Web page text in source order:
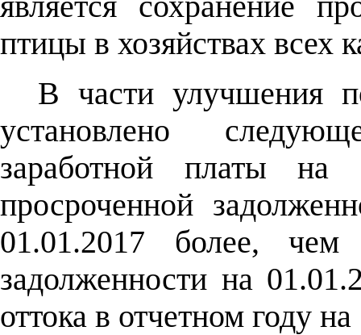
птицы в хозяйствах всех
В части улучшения
установлено
заработной платы
просроченной
01.01.2017 более, чем
задолженности на
оттока в отчетном году